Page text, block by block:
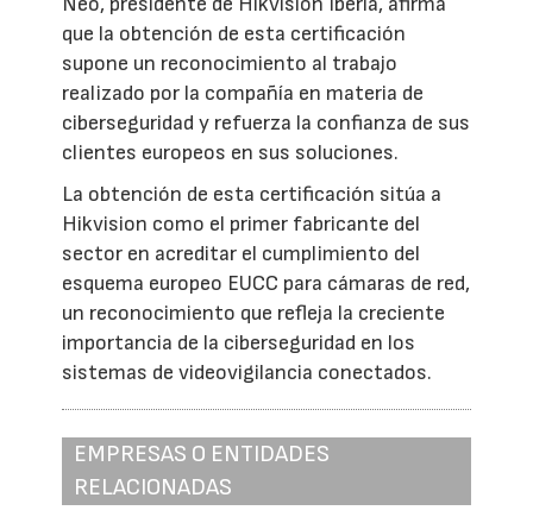
que la obtención de esta certificación
supone un reconocimiento al trabajo
realizado por la compañía en materia de
ciberseguridad y refuerza la confianza de sus
clientes europeos en sus soluciones.
La obtención de esta certificación sitúa a
Hikvision como el primer fabricante del
sector en acreditar el cumplimiento del
esquema europeo EUCC para cámaras de red,
un reconocimiento que refleja la creciente
importancia de la ciberseguridad en los
sistemas de videovigilancia conectados.
EMPRESAS O ENTIDADES
RELACIONADAS